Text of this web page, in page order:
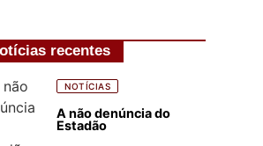
recentes
NOTÍCIAS
A não denúncia do
Estadão